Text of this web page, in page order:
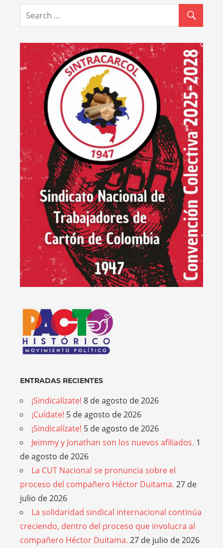
ENTRADAS RECIENTES
¡Sindicalízate! 8 de agosto de 2026
¡Cuídate! 5 de agosto de 2026
¡Sindicalízate! 5 de agosto de 2026
Jeimmy y Jonathan son los nuevos afiliados. 1
de agosto de 2026
La CUT Nacional se pronuncia sobre el
proceso del compañero Héctor Duitama. 27 de
julio de 2026
La solidaridad sindical internacional continúa
creciendo, dentro del proceso que involucra al
compañero Héctor Duitama. 27 de julio de 2026